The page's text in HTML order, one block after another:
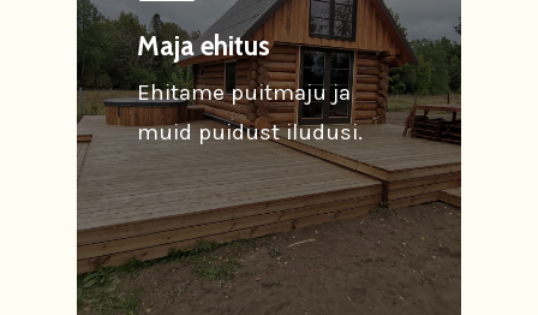
Maja ehitus
Ehitame puitmaju ja
muid puidust iludusi.